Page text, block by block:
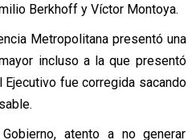
Berkhoff y Víctor Montoya.
Metropolitana presentó una
incluso a la que presentó
Ejecutivo fue corregida sacando
atento a no generar